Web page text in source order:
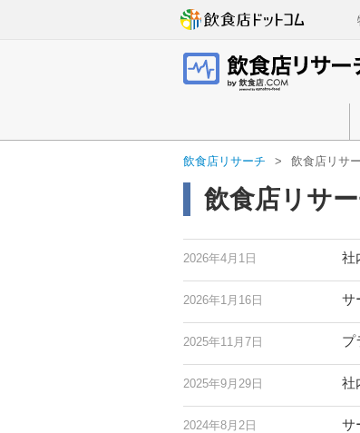
飲食店リサーチ 飲食店リサ
飲食店リサ
2026年4月1日 社
2026年1月16日 サ
2025年11月7日 プ
2025年9月29日 社
2024年8月2日 サ